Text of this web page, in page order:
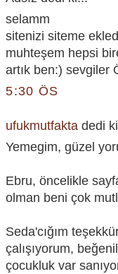
selamm
sitenizi siteme
muhteşem hepsi
artık ben:) sevgiler
5:30 ÖS
ufukmutfakta dedi
Yemegim, güzel
Ebru, öncelikle
olman beni çok
Seda'cığım
çalışıyorum,
çocukluk var